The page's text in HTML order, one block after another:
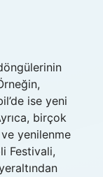
ise yeni
birçok
yenilenme
Festivali,